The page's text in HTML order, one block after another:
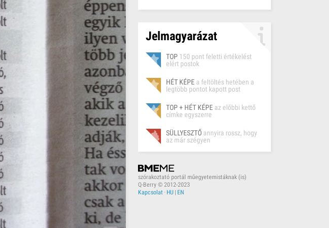
Jelmagyarázat
TOP 150 pont feletti értékelést
elért postok
HÉT KÉPE a feltöltés hetében a
legtöbb pontot kapott post
TOP + HÉT KÉPE az előbbi kettő
címke egyszerre
SÜLLYESZTŐ annyira rossz, hogy
az már szégyen
szórakoztató portál műegyetemistáknak (is)
Q-Berry © 2012-2023
Kapcsolat · HU | EN